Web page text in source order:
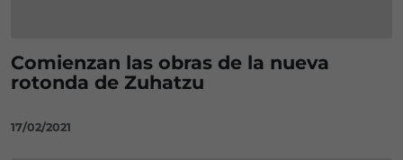
Comienzan las obras de la nueva
rotonda de Zuhatzu
17/02/2021